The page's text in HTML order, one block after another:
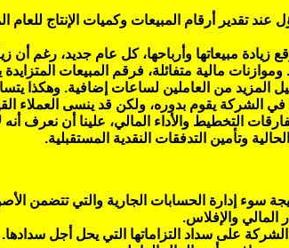
أرقام المبيعات وكميات الإنتاج للعام
زيادة مبيعاتها وأرباحها، كل عام جديد، رغم
مالية متفائلة، فرقم المبيعات
المزيد من العاملين لساعات إضافية. وهكذا
في الشركة يقوم بدوره، ولكن قد ينسى
التخطيط والأداء المالي، علينا أن نعرف
وتأمين التدفقات النقدية المستقبلية.
سوء إدارة الحسابات الجارية والتي تتضمن
والإفلاس.
على سداد التزاماتها التي يحل أجل